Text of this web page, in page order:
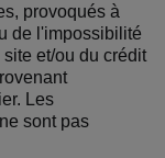
provoqués à
de l'impossibilité
et/ou du crédit
Les
sont pas